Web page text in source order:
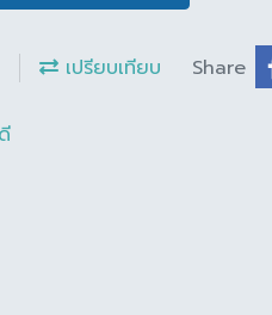
เปรียบเทียบ Share